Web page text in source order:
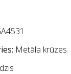
Metāla krūzes,